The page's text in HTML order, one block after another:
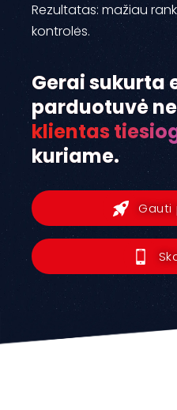
Rezultatas: mažiau
kontrolės.
Gerai sukurta
parduotuvė
klientas
kuriame.
Gauti